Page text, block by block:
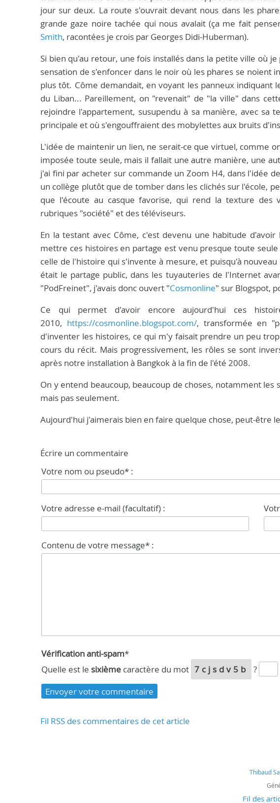
jour sur deux. La route s'ouvrait devant nous dans les
grande gaze noire tachée qui nous avalait (ça me fait
Smith, racontées je crois par Georges Didi-Huberman).
Si bien qu'au retour, une fois installés dans la petite ville où
sensation de s'enfoncer dans le noir où les phares se noient
plus tôt. Côme demandait, en voyant les panneux indiquant
du Liban... Pareillement, on "revenait" de "la ville" dans
rejoindre l'appartement, susupendu à sa manière, avec sa
principale et où s'engouffraient des mobylettes aux bruits
L'idée de maintenir un lien, ne serait-ce que virtuel, comme
imposée toute seule, mais il fallait une autre manière, une
j'ai fini par acheter sur commande un Zoom H4, dans l'idée
un collège plutôt que de tomber dans les clichés sur l'école,
que l'écoute au casque favorise, qui rend la texture des
rubriques "société" et des téléviseurs.
En la testant avec Côme, c'est devenu une habitude
mettre ces histoires en partage est venu presque toute
celle de l'histoire qui s'invente à mesure, et puisqu'à
était le partage public, dans les tuyauteries de l'Internet
"PodFreinet", j'avais donc ouvert "Cosmonline" sur Blogspot,
Ce qui permet d'avoir encore aujourd'hui ces
2010, https://cosmonline.blogspot.com/, transformée en
d'inventer les histoires, ce qui m'y faisait prendre un peu
cours du récit. Mais progressivement, les rôles se sont
après notre installation à Bangkok à la fin de l'été 2008.
On y entend beaucoup, beaucoup de choses, notamment les
mais pas seulement.
Aujourd'hui j'aimerais bien en faire quelque chose, peut-être
Écrire un commentaire
Votre nom ou pseudo* :
Votre adresse e-mail (facultatif) :
Contenu de votre message* :
Vérification anti-spam*
Quelle est le sixième caractère du mot 7cjsdv5b ?
Fil RSS des commentaires de cet article
Thibaud
Fil des